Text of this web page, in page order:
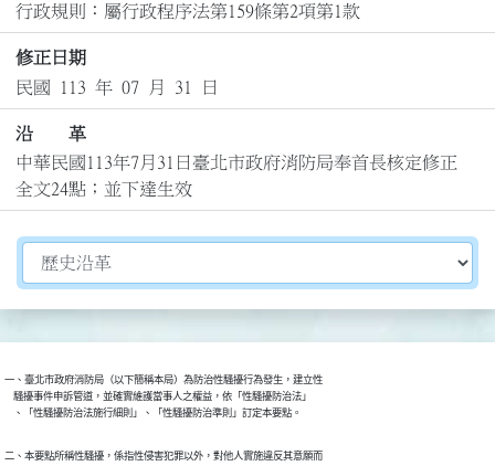
行政規則：屬行政程序法第159條第2項第1款
修正日期
民國 113 年 07 月 31 日
沿 革
中華民國113年7月31日臺北市政府消防局奉首長核定修正
全文24點；並下達生效
切換選擇法規資訊內容
一、臺北市政府消防局（以下簡稱本局）為防治性騷擾行為發生，建立性
    騷擾事件申訴管道，並確實維護當事人之權益，依「性騷擾防治法」
    、「性騷擾防治法施行細則」、「性騷擾防治準則」訂定本要點。
二、本要點所稱性騷擾，係指性侵害犯罪以外，對他人實施違反其意願而